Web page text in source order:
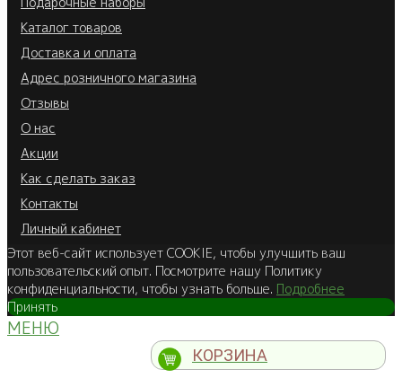
Каталог товаров
Доставка и оплата
Адрес розничного магазина
Отзывы
О нас
Акции
Как сделать заказ
Контакты
Личный кабинет
Этот веб-сайт использует COOKIE, чтобы улучшить ваш
пользовательский опыт. Посмотрите нашу Политику
конфиденциальности, чтобы узнать больше. Подробнее
Принять
МЕНЮ
КОРЗИНА